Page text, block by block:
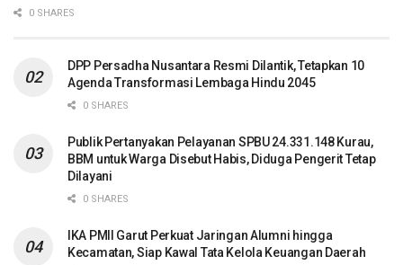
0 SHARES
DPP Persadha Nusantara Resmi Dilantik, Tetapkan 10
Agenda Transformasi Lembaga Hindu 2045
0 SHARES
Publik Pertanyakan Pelayanan SPBU 24.331.148 Kurau,
BBM untuk Warga Disebut Habis, Diduga Pengerit Tetap
Dilayani
0 SHARES
IKA PMII Garut Perkuat Jaringan Alumni hingga
Kecamatan, Siap Kawal Tata Kelola Keuangan Daerah